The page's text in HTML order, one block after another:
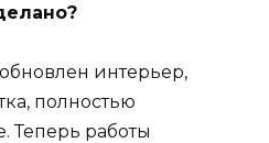
интерьер,
полностью
Теперь работы